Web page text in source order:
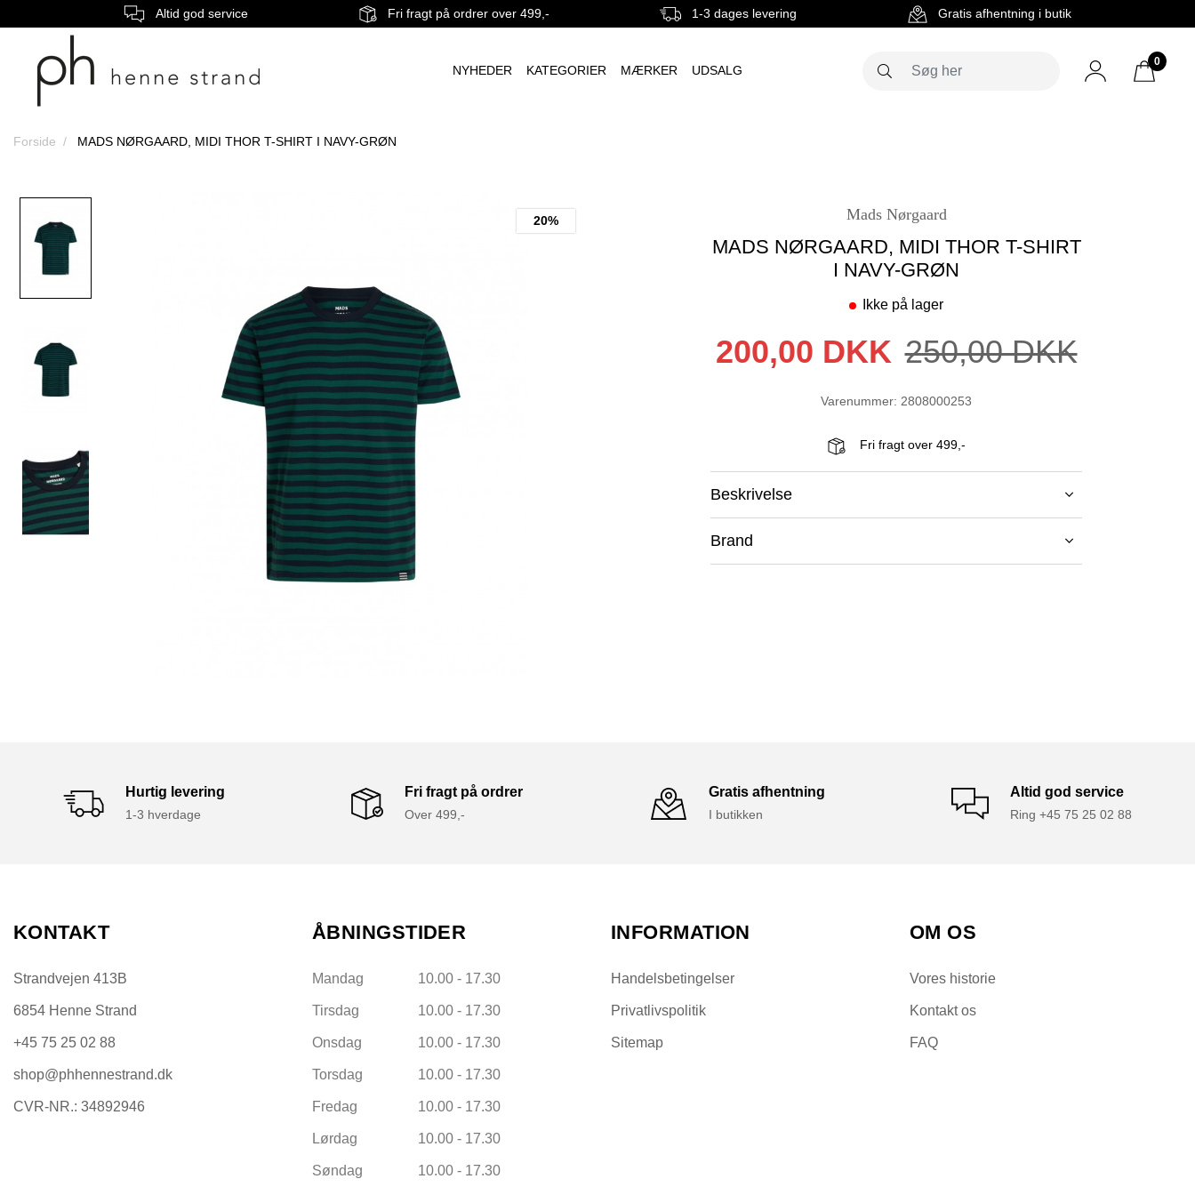
Altid god service Fri fragt på ordrer over 499,- 1-3 dages levering Gratis afhentning i butik
NYHEDER KATEGORIER MÆRKER UDSALG
0
Forside MADS NØRGAARD, MIDI THOR T-SHIRT I NAVY-GRØN
20% Mads Nørgaard
MADS NØRGAARD, MIDI THOR T-SHIRT
I NAVY-GRØN
Ikke på lager
200,00 DKK 250,00 DKK
Varenummer: 2808000253
Fri fragt over 499,-
Beskrivelse
Brand
Hurtig levering
1-3 hverdage
Fri fragt på ordrer
Over 499,-
Gratis afhentning
I butikken
Altid god service
Ring +45 75 25 02 88
KONTAKT
Strandvejen 413B
6854 Henne Strand
+45 75 25 02 88
shop@phhennestrand.dk
CVR-NR.: 34892946
ÅBNINGSTIDER
Mandag 10.00 - 17.30
Tirsdag 10.00 - 17.30
Onsdag 10.00 - 17.30
Torsdag 10.00 - 17.30
Fredag 10.00 - 17.30
Lørdag 10.00 - 17.30
Søndag 10.00 - 17.30
INFORMATION
Handelsbetingelser
Privatlivspolitik
Sitemap
OM OS
Vores historie
Kontakt os
FAQ